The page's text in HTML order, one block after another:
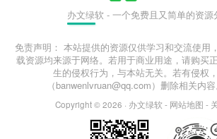
办文绿软 - 一个免费且又简单的资源
免责声明： 本站提供的资源仅供学习和交流使用
载资源均来源于网络。若用于商业用途，请购买
生的侵权行为，与本站无关。若有侵权
（banwenlvruan@qq.com）删除相关内容
Copyright © 2026 · 办文绿软 - 网站地图 -